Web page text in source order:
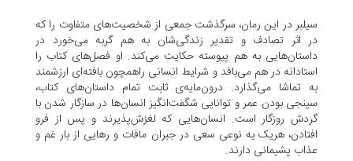
سیلبر در این رمان، سرگذشت جمعی از شخصیت‌های متفاوت را که
در اثر تصادف و تقدیر زندگی‌شان به هم گربه می‌خورد در
داستان‌هایی به هم پیوسته حکایت می‌کند. او فصل‌های کتاب را
استادانه در هم می‌بافد و شرایط انسانی راهمچون بافته‌ای ارزشمند
به تماشا می‌گذارد. درون‌مایه‌ی ثابت تمام داستان‌های کتاب،
سپنجی بودن عمر و توانایی شگفت‌انگیز انسان‌ها در سازگار شدن با
گردش روزگار است. انسان‌هایی که لغزش‌پذیرند و پس از فرو
افتادن، هریک به نوعی سعی در جبران مافات و رهایی از بار غم و
عذاب پشیمانی دارند.